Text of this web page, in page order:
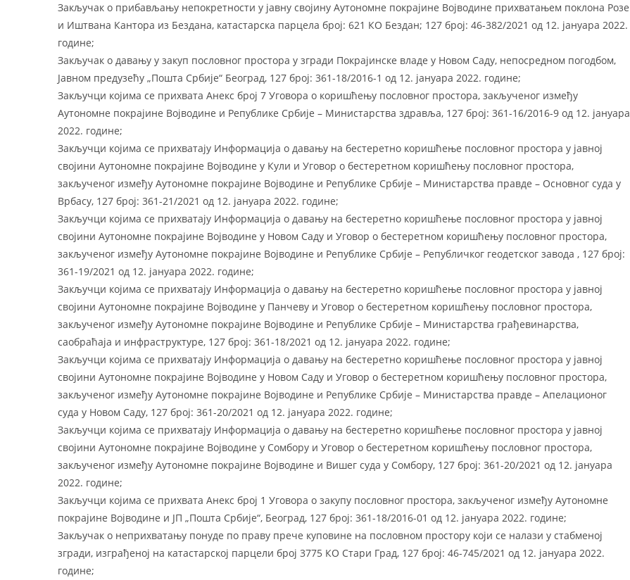
Закључак о прибављању непокретности у јавну својину Аутономне покрајине Војводине прихватањем поклона Розе
и Иштвана Кантора из Бездана, катастарска парцела број: 621 КО Бездан; 127 број: 46-382/2021 од 12. јануара 2022.
године;
Закључак о давању у закуп пословног простора у згради Покрајинске владе у Новом Саду, непосредном погодбом,
Јавном предузећу „Пошта Србије“ Београд, 127 број: 361-18/2016-1 од 12. јануара 2022. године;
Закључци којима се прихвата Анекс број 7 Уговора о коришћењу пословног простора, закљученог између
Аутономне покрајине Војводине и Републике Србије – Министарства здравља, 127 број: 361-16/2016-9 од 12. јануара
2022. године;
Закључци којима се прихватају Информација о давању на бестеретно коришћење пословног простора у јавној
својини Аутономне покрајине Војводине у Кули и Уговор о бестеретном коришћењу пословног простора,
закљученог између Аутономне покрајине Војводине и Републике Србије – Министарства правде – Основног суда у
Врбасу, 127 број: 361-21/2021 од 12. јануара 2022. године;
Закључци којима се прихватају Информација о давању на бестеретно коришћење пословног простора у јавној
својини Аутономне покрајине Војводине у Новом Саду и Уговор о бестеретном коришћењу пословног простора,
закљученог између Аутономне покрајине Војводине и Републике Србије – Републичког геодетског завода , 127 број:
361-19/2021 од 12. јануара 2022. године;
Закључци којима се прихватају Информација о давању на бестеретно коришћење пословног простора у јавној
својини Аутономне покрајине Војводине у Панчеву и Уговор о бестеретном коришћењу пословног простора,
закљученог између Аутономне покрајине Војводине и Републике Србије – Министарства грађевинарства,
саобраћаја и инфраструктуре, 127 број: 361-18/2021 од 12. јануара 2022. године;
Закључци којима се прихватају Информација о давању на бестеретно коришћење пословног простора у јавној
својини Аутономне покрајине Војводине у Новом Саду и Уговор о бестеретном коришћењу пословног простора,
закљученог између Аутономне покрајине Војводине и Републике Србије – Министарства правде – Апелационог
суда у Новом Саду, 127 број: 361-20/2021 од 12. јануара 2022. године;
Закључци којима се прихватају Информација о давању на бестеретно коришћење пословног простора у јавној
својини Аутономне покрајине Војводине у Сомбору и Уговор о бестеретном коришћењу пословног простора,
закљученог између Аутономне покрајине Војводине и Вишег суда у Сомбору, 127 број: 361-20/2021 од 12. јануара
2022. године;
Закључци којима се прихвата Анекс број 1 Уговора о закупу пословног простора, закљученог између Аутономне
покрајине Војводине и ЈП „Пошта Србије“, Београд, 127 број: 361-18/2016-01 од 12. јануара 2022. године;
Закључак о неприхватању понуде по праву прече куповине на пословном простору који се налази у стабменој
згради, изграђеној на катастарској парцели број 3775 КО Стари Град, 127 број: 46-745/2021 од 12. јануара 2022.
године;